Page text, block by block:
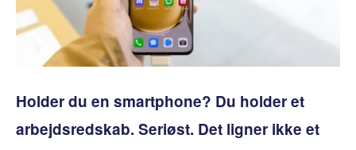
Holder du en smartphone? Du holder et
arbejdsredskab. Seriøst. Det ligner ikke et